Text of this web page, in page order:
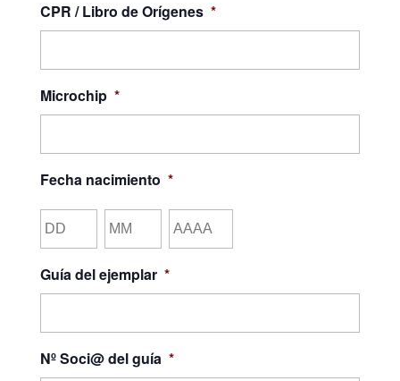
CPR / Libro de Orígenes *
Microchip *
Fecha nacimiento *
Guía del ejemplar *
Nº Soci@ del guía *